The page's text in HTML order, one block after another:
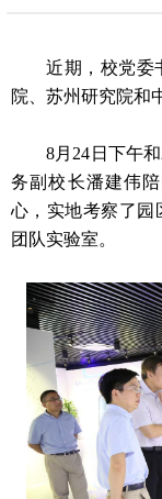
近期，校党委
院、苏州研究院和
8月24日下午
务副校长潘建伟
心，实地考察了园
团队实验室。